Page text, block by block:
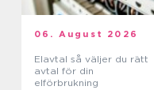
06. August 2026
Elavtal så väljer du rätt
avtal för din
elförbrukning